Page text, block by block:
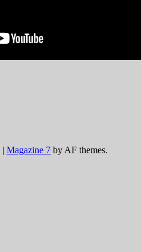
| Magazine 7 by AF themes.